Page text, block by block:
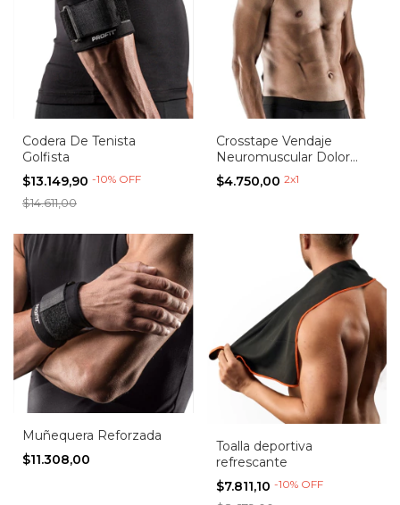
Codera De Tenista
Golfista
$13.149,90 -10% OFF
$14.611,00
Crosstape Vendaje
Neuromuscular Dolor
Muscular
$4.750,00 2x1
Muñequera Reforzada
$11.308,00
Toalla deportiva
refrescante
$7.811,10 -10% OFF